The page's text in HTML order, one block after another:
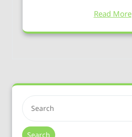
Read More
Search